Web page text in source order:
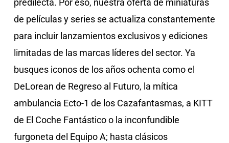
predilecta. Por eso, nuestra oferta de miniaturas
de películas y series se actualiza constantemente
para incluir lanzamientos exclusivos y ediciones
limitadas de las marcas líderes del sector. Ya
busques iconos de los años ochenta como el
DeLorean de Regreso al Futuro, la mítica
ambulancia Ecto-1 de los Cazafantasmas, a KITT
de El Coche Fantástico o la inconfundible
furgoneta del Equipo A; hasta clásicos